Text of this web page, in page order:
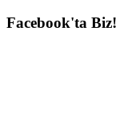
Facebook'ta Biz!